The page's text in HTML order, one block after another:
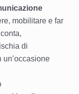
mobilitare e far
di
un’occasione